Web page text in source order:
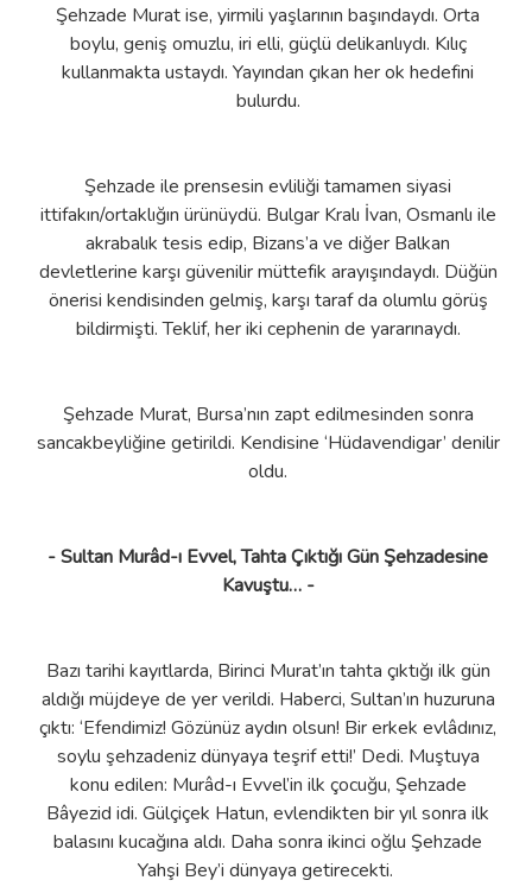
Şehzade Murat ise, yirmili yaşlarının başındaydı. Orta
boylu, geniş omuzlu, iri elli, güçlü delikanlıydı. Kılıç
kullanmakta ustaydı. Yayından çıkan her ok hedefini
bulurdu.
Şehzade ile prensesin evliliği tamamen siyasi
ittifakın/ortaklığın ürünüydü. Bulgar Kralı İvan, Osmanlı ile
akrabalık tesis edip, Bizans’a ve diğer Balkan
devletlerine karşı güvenilir müttefik arayışındaydı. Düğün
önerisi kendisinden gelmiş, karşı taraf da olumlu görüş
bildirmişti. Teklif, her iki cephenin de yararınaydı.
Şehzade Murat, Bursa’nın zapt edilmesinden sonra
sancakbeyliğine getirildi. Kendisine ‘Hüdavendigar’ denilir
oldu.
- Sultan Murâd-ı Evvel, Tahta Çıktığı Gün Şehzadesine
Kavuştu… -
Bazı tarihi kayıtlarda, Birinci Murat’ın tahta çıktığı ilk gün
aldığı müjdeye de yer verildi. Haberci, Sultan’ın huzuruna
çıktı: ‘Efendimiz! Gözünüz aydın olsun! Bir erkek evlâdınız,
soylu şehzadeniz dünyaya teşrif etti!’ Dedi. Muştuya
konu edilen: Murâd-ı Evvel’in ilk çocuğu, Şehzade
Bâyezid idi. Gülçiçek Hatun, evlendikten bir yıl sonra ilk
balasını kucağına aldı. Daha sonra ikinci oğlu Şehzade
Yahşi Bey’i dünyaya getirecekti.